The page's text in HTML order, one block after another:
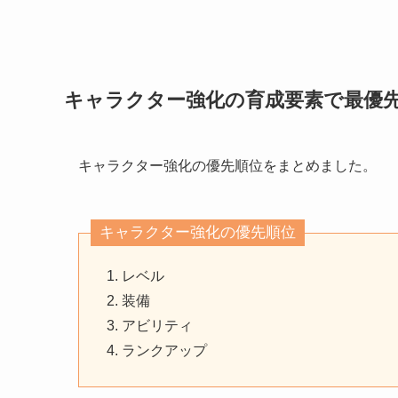
キャラクター強化の育成要素で最優
キャラクター強化の優先順位をまとめました。
キャラクター強化の優先順位
レベル
装備
アビリティ
ランクアップ